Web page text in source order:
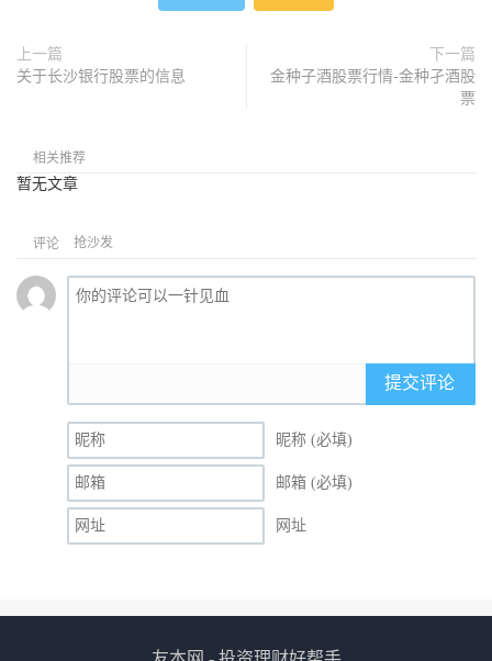
上一篇
关于长沙银行股票的信息
下一篇
金种子酒股票行情-金种孑酒股
票
相关推荐
暂无文章
评论 抢沙发
提交评论
昵称 (必填)
邮箱 (必填)
网址